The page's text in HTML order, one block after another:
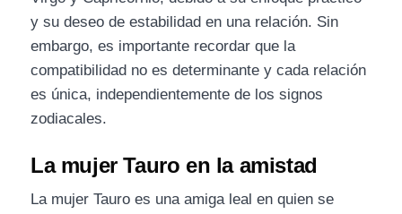
y su deseo de estabilidad en una relación. Sin
embargo, es importante recordar que la
compatibilidad no es determinante y cada relación
es única, independientemente de los signos
zodiacales.
La mujer Tauro en la amistad
La mujer Tauro es una amiga leal en quien se